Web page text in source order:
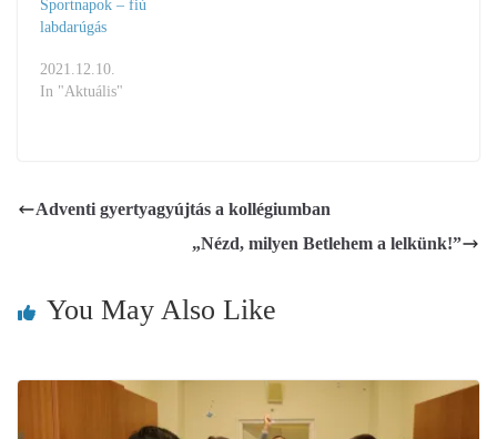
Sportnapok – fiú
labdarúgás
2021.12.10.
In "Aktuális"
Adventi gyertyagyújtás a kollégiumban
„Nézd, milyen Betlehem a lelkünk!”
You May Also Like